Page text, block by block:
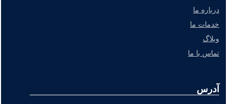
درباره ما
خدمات ما
وبلاگ
تماس با ما
آدرس